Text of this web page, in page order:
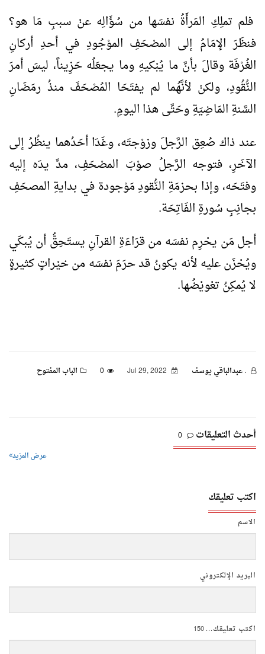
فلم تملِكِ المَرأَةُ نفسَها من سُؤَالِه عنْ سببِ مَا هو؟
فنظَرَ الإمَامُ إلى المصْحَفِ الموْجُودِ في أحدِ أركانِ
الغُرْفَة وقالَ بأنَّ ما يُبْكيهِ وما يجعَلُه حَزِيناً، ليسَ أمرَ
النُّقُودِ، ولكنْ لأنَّهُما لم يفتَحَا المُصْحَفَ منذُ رمَضَانِ
السَّنةِ المَاضِيَةِ وحَتَّى هذا اليومِ.
عند ذاك صُعِق الرَّجلَ وزوْجتَه، وغَدَا أحَدُهما ينظُرُ إلى
الآخَرِ، فتوجه الرَّجلُ صوْبَ المصْحَفِ، مدَّ يدَه إليه
وفتَحَه، وإذا بحزمَةِ النُّقودِ مَوْجودة في بدايةِ المصحَفِ
بجانِبِ سُورةِ الفَاتِحَة.
أجل مَن يحْرِم نفسَه من قرَاءَةِ القرآنِ يستَحِقُّ أن يُبكَي
ويُحْزَن عليه لأنه يكونُ قد حرَمَ نفسَه من خيْراتٍ كثيرةٍ
لا يُمكِنُ تعْويْضُها.
. عبدالباقي يوسف 0 الباب المفتوح
أحدث التعليقات 0
عرض المزيد
اكتب تعليقك
الاسم
البريد الإلكتروني
اكتب تعليقك...150